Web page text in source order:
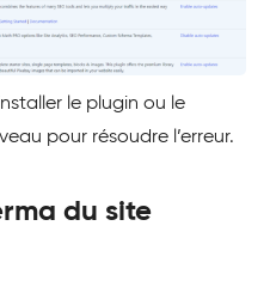
le plugin ou le
pour résoudre l’erreur.
du site